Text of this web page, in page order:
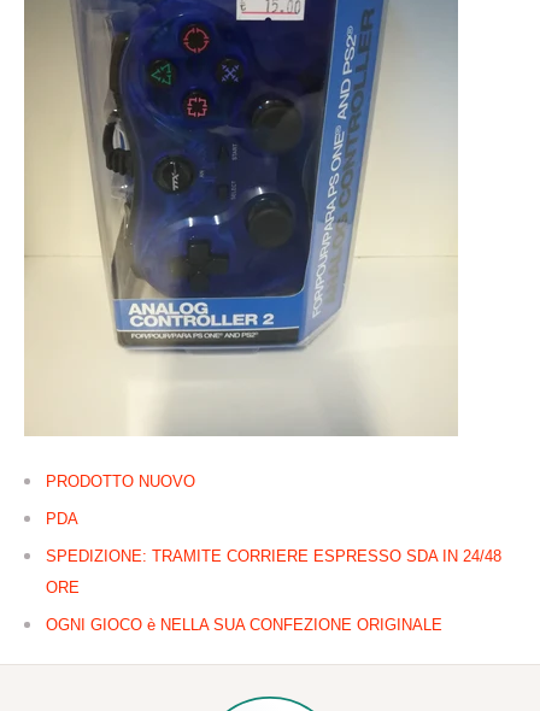
PRODOTTO NUOVO
PDA
SPEDIZIONE: TRAMITE CORRIERE ESPRESSO SDA IN 24/48
ORE
OGNI GIOCO è NELLA SUA CONFEZIONE ORIGINALE